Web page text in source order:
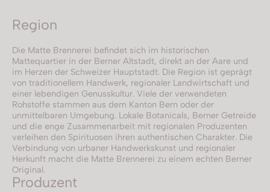
Region
Die Matte Brennerei befindet sich im historischen
Mattequartier in der Berner Altstadt, direkt an der Aare und
im Herzen der Schweizer Hauptstadt. Die Region ist geprägt
von traditionellem Handwerk, regionaler Landwirtschaft und
einer lebendigen Genusskultur. Viele der verwendeten
Rohstoffe stammen aus dem Kanton Bern oder der
unmittelbaren Umgebung. Lokale Botanicals, Berner Getreide
und die enge Zusammenarbeit mit regionalen Produzenten
verleihen den Spirituosen ihren authentischen Charakter. Die
Verbindung von urbaner Handwerkskunst und regionaler
Herkunft macht die Matte Brennerei zu einem echten Berner
Original.
Produzent